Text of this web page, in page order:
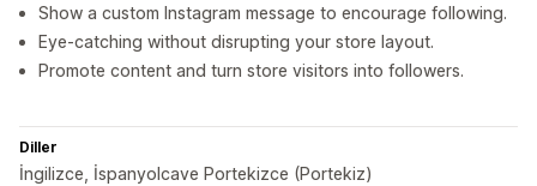
Show a custom Instagram message to encourage following.
Eye-catching without disrupting your store layout.
Promote content and turn store visitors into followers.
Diller
İngilizce, İspanyolcave Portekizce (Portekiz)